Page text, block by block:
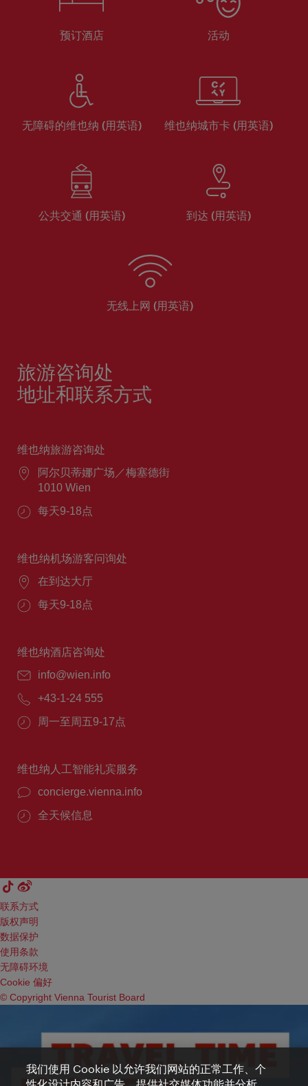
预订酒店 活动
无障碍的维也纳 (用英语) 维也纳城市卡 (用英语)
公共交通 (用英语) 到达 (用英语)
无线上网 (用英语)
旅游咨询处
地址和联系方式
维也纳旅游咨询处
阿尔贝蒂娜广场／梅塞德街
1010 Wien
每天9-18点
维也纳机场游客问询处
在到达大厅
每天9-18点
维也纳酒店咨询处
info@wien.info
+43-1-24 555
周一至周五9-17点
维也纳人工智能礼宾服务
concierge.vienna.info
全天候信息
联系方式
版权声明
数据保护
使用条款
无障碍环境
Cookie 偏好
© Copyright Vienna Tourist Board
我们使用 Cookie 以允许我们网站的正常工作、个